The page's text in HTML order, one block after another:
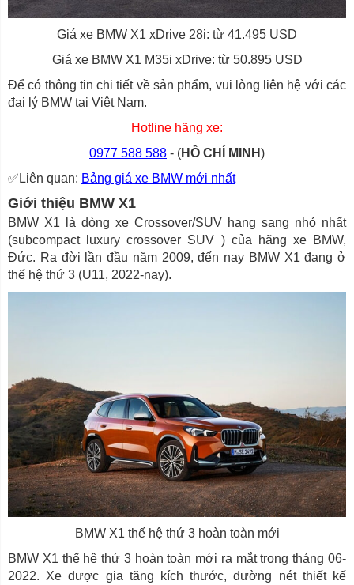
Giá xe BMW X1 xDrive 28i: từ 41.495 USD
Giá xe BMW X1 M35i xDrive: từ 50.895 USD
Để có thông tin chi tiết về sản phẩm, vui lòng liên hệ với các
đại lý BMW tại Việt Nam.
Hotline hãng xe:
0977 588 588 - (HỒ CHÍ MINH)
✅Liên quan: Bảng giá xe BMW mới nhất
Giới thiệu BMW X1
BMW X1 là dòng xe Crossover/SUV hạng sang nhỏ nhất
(subcompact luxury crossover SUV ) của hãng xe BMW,
Đức. Ra đời lần đầu năm 2009, đến nay BMW X1 đang ở
thế hệ thứ 3 (U11, 2022-nay).
BMW X1 thế hệ thứ 3 hoàn toàn mới
BMW X1 thế hệ thứ 3 hoàn toàn mới ra mắt trong tháng 06-
2022. Xe được gia tăng kích thước, đường nét thiết kế